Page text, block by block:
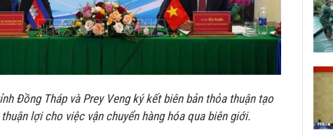
Đồng Tháp và Prey Veng ký kết biên bản thỏa thuận tạo
lợi cho việc vận chuyển hàng hóa qua biên giới.